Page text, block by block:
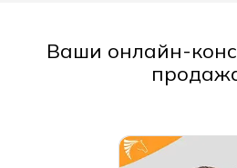
Ваши онлайн-